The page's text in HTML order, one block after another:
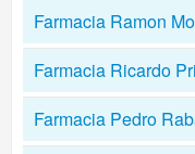
Farmacia Ramon
Farmacia Ricardo
Farmacia Pedro